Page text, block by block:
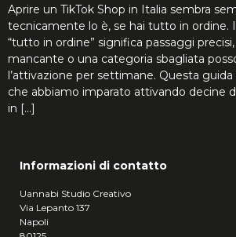
Aprire un TikTok Shop in Italia sembra
tecnicamente lo è, se hai tutto in ordine.
“tutto in ordine” significa passaggi
mancante o una categoria sbagliata
l’attivazione per settimane. Questa
che abbiamo imparato attivando decine
in […]
Informazioni di contatto
Uannabi Studio Creativo
Via Lepanto 137
Napoli